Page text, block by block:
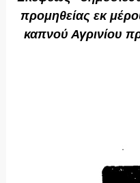
προμηθείας εκ
καπνού Αγρινίου